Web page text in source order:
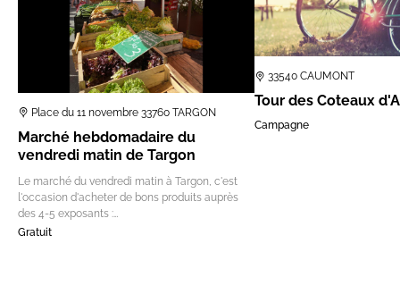
Place du 11 novembre 33760 TARGON
Marché hebdomadaire du
vendredi matin de Targon
Le marché du vendredi matin à Targon, c'est
l'occasion d'acheter de bons produits auprès
des 4-5 exposants :…
Gratuit
33540 CAUMONT
Tour des Coteaux
Campagne